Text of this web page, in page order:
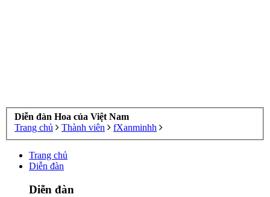
Diễn đàn Hoa của Việt Nam
Trang chủ
Thành viên fXanminhh
Trang chủ
Diễn đàn
Diễn đàn